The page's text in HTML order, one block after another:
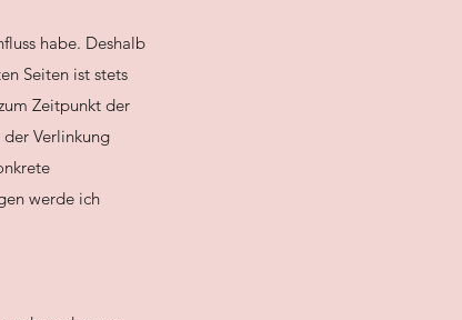
habe. Deshalb
Seiten ist stets
Zeitpunkt der
Verlinkung
werde ich